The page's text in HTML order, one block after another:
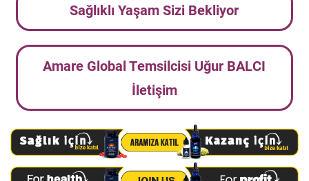
Sağlıklı Yaşam Sizi Bekliyor
Amare Global Temsilcisi Uğur BALCI
İletişim